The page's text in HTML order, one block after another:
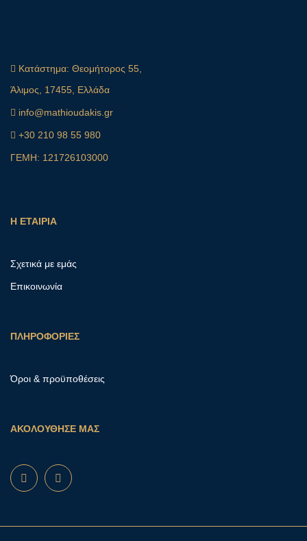
Κατάστημα: Θεομήτορος 55,
Άλιμος, 17455, Ελλάδα
info@mathioudakis.gr
+30 210 98 55 980
ΓΕΜΗ: 121726103000
Η ΕΤΑΙΡΙΑ
Σχετικά με εμάς
Επικοινωνία
ΠΛΗΡΟΦΟΡΙΕΣ
Όροι & προϋποθέσεις
ΑΚΟΛΟΥΘΗΣΕ ΜΑΣ